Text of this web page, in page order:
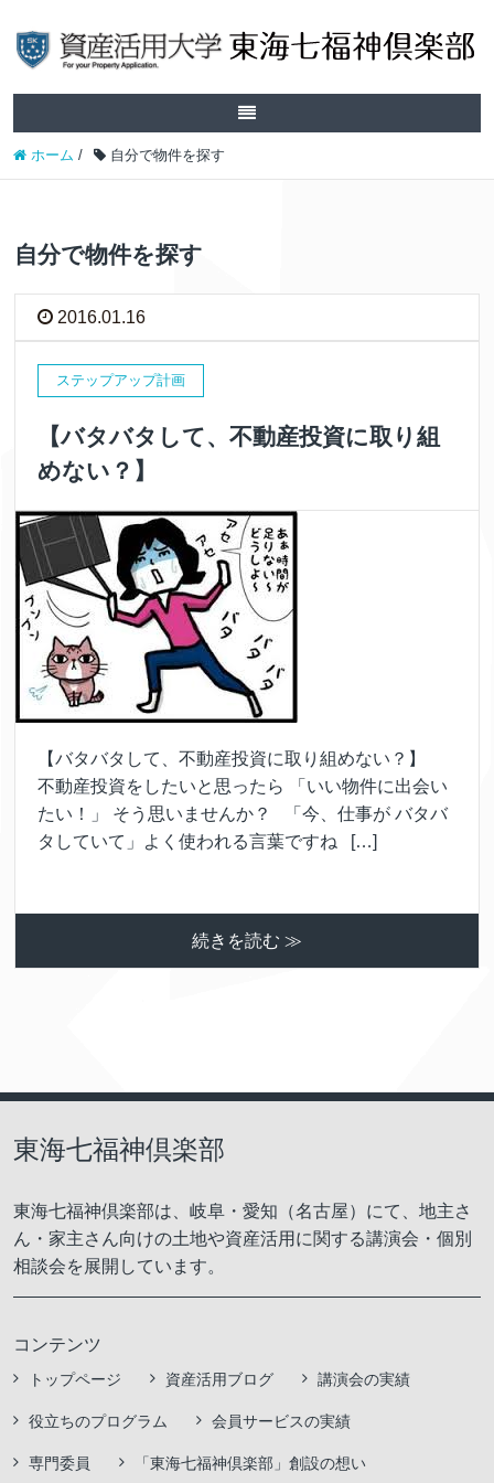
ホーム / 自分で物件を探す
自分で物件を探す
2016.01.16
ステップアップ計画
【バタバタして、不動産投資に取り組
めない？】
【バタバタして、不動産投資に取り組めない？】
不動産投資をしたいと思ったら 「いい物件に出会い
たい！」 そう思いませんか？ 「今、仕事が バタバ
タしていて」よく使われる言葉ですね […]
続きを読む ≫
東海七福神倶楽部
東海七福神倶楽部は、岐阜・愛知（名古屋）にて、地主さ
ん・家主さん向けの土地や資産活用に関する講演会・個別
相談会を展開しています。
コンテンツ
トップページ 資産活用ブログ 講演会の実績
役立ちのプログラム 会員サービスの実績
専門委員 「東海七福神倶楽部」創設の想い